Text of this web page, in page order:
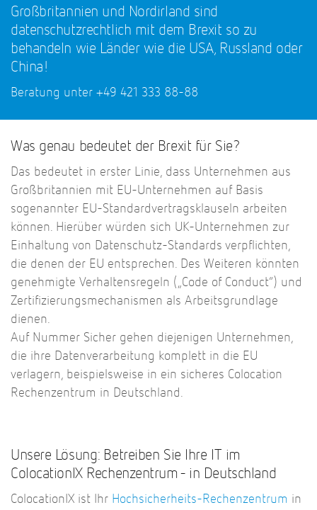
Großbritannien und Nordirland sind
datenschutzrechtlich mit dem Brexit so zu
behandeln wie Länder wie die USA, Russland oder
China!
Beratung unter +49 421 333 88-88
Was genau bedeutet der Brexit für Sie?
Das bedeutet in erster Linie, dass Unternehmen aus
Großbritannien mit EU-Unternehmen auf Basis
sogenannter EU-Standardvertragsklauseln arbeiten
können. Hierüber würden sich UK-Unternehmen zur
Einhaltung von Datenschutz-Standards verpflichten,
die denen der EU entsprechen. Des Weiteren könnten
genehmigte Verhaltensregeln („Code of Conduct“) und
Zertifizierungsmechanismen als Arbeitsgrundlage
dienen.
Auf Nummer Sicher gehen diejenigen Unternehmen,
die ihre Datenverarbeitung komplett in die EU
verlagern, beispielsweise in ein sicheres Colocation
Rechenzentrum in Deutschland.
Unsere Lösung: Betreiben Sie Ihre IT im
ColocationIX Rechenzentrum - in Deutschland
ColocationIX ist Ihr Hochsicherheits-Rechenzentrum in